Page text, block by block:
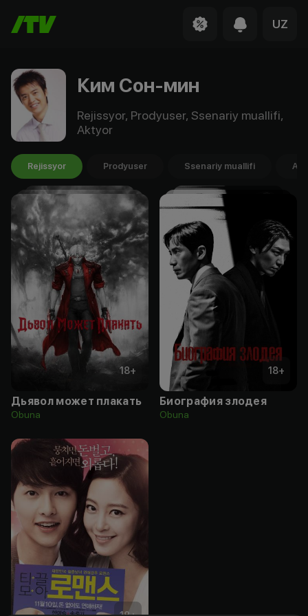
UZ
Ким Сон-мин
Rejissyor, Prodyuser, Ssenariy muallifi,
Aktyor
Rejissyor Prodyuser Ssenariy muallifi
18+
Дьявол может плакать
Obuna
18+
Биография злодея
Obuna